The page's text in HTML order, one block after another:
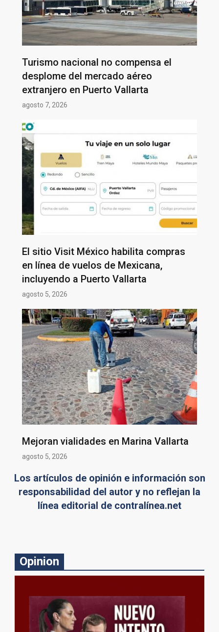
Turismo nacional no compensa el
desplome del mercado aéreo
extranjero en Puerto Vallarta
agosto 7, 2026
El sitio Visit México habilita compras
en línea de vuelos de Mexicana,
incluyendo a Puerto Vallarta
agosto 5, 2026
Mejoran vialidades en Marina Vallarta
agosto 5, 2026
Los artículos de opinión e información son
responsabilidad del autor y no reflejan la
línea editorial de contralínea.net
Opinion